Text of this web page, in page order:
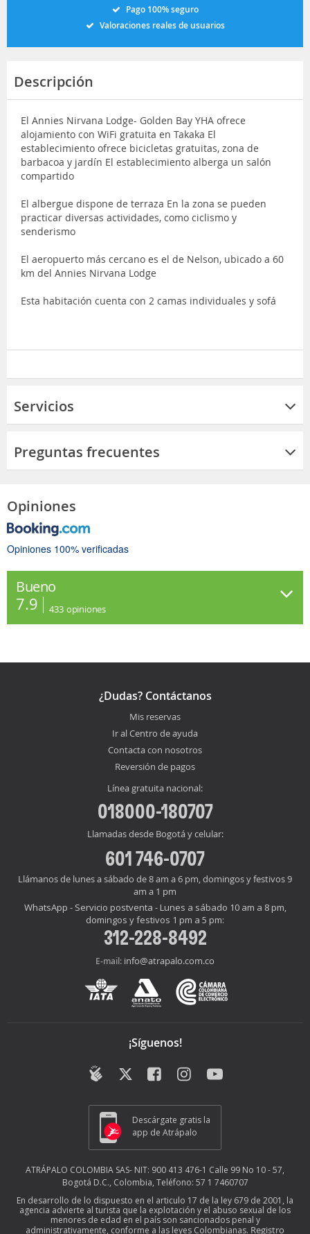
Pago 100% seguro
Valoraciones reales de usuarios
Descripción
El Annies Nirvana Lodge- Golden Bay YHA ofrece
alojamiento con WiFi gratuita en Takaka El
establecimiento ofrece bicicletas gratuitas, zona de
barbacoa y jardín El establecimiento alberga un salón
compartido
El albergue dispone de terraza En la zona se pueden
practicar diversas actividades, como ciclismo y
senderismo
El aeropuerto más cercano es el de Nelson, ubicado a 60
km del Annies Nirvana Lodge
Esta habitación cuenta con 2 camas individuales y sofá
Servicios
Preguntas frecuentes
Opiniones
Opiniones 100% verificadas
Bueno
7.9 433 opiniones
¿Dudas? Contáctanos
Mis reservas
Ir al Centro de ayuda
Contacta con nosotros
Reversión de pagos
Línea gratuita nacional:
018000-180707
Llamadas desde Bogotá y celular:
601 746-0707
Llámanos de lunes a sábado de 8 am a 6 pm, domingos y festivos 9
am a 1 pm
WhatsApp - Servicio postventa - Lunes a sábado 10 am a 8 pm,
domingos y festivos 1 pm a 5 pm:
312-228-8492
E-mail: info@atrapalo.com.co
¡Síguenos!
Descárgate gratis la
app de Atrápalo
ATRÁPALO COLOMBIA SAS- NIT: 900 413 476-1 Calle 99 No 10 - 57,
Bogotá D.C., Colombia, Teléfono: 57 1 7460707
En desarrollo de lo dispuesto en el articulo 17 de la ley 679 de 2001, la
agencia advierte al turista que la explotación y el abuso sexual de los
menores de edad en el país son sancionados penal y
administrativamente, conforme a las leyes Colombianas. Registro